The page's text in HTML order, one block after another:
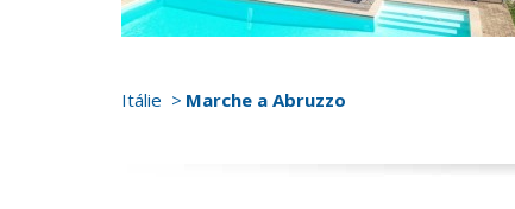
Itálie Marche a Abruzzo